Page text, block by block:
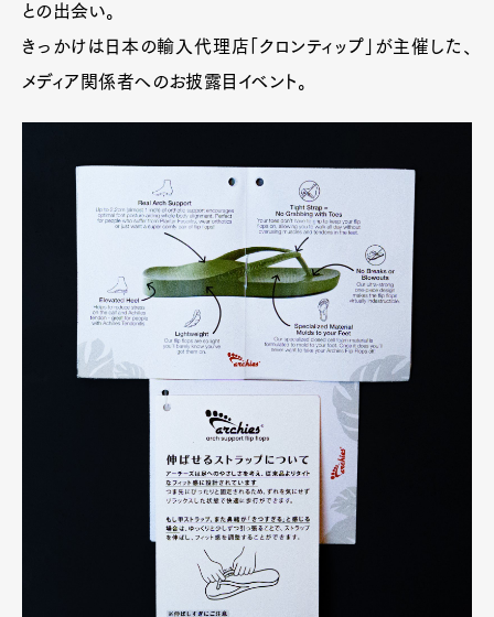
との出会い。
きっかけは日本の輸入代理店「クロンティップ」が主催した、
メディア関係者へのお披露目イベント。